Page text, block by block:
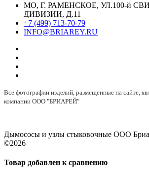
МО, Г. РАМЕНСКОЕ, УЛ.100-й
ДИВИЗИИ, Д.11
+7 (499) 713-70-79
INFO@BRIAREY.RU
Все фотографии изделий, размещенные на сайте,
компании ООО "БРИАРЕЙ"
Дымососы и узлы стыковочные ООО
©2026
Товар добавлен к сравнению